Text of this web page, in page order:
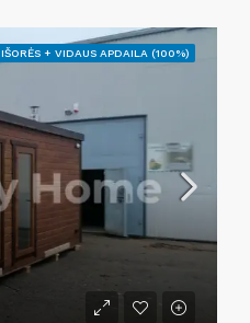
IŠORĖS + VIDAUS APDAILA (100%)